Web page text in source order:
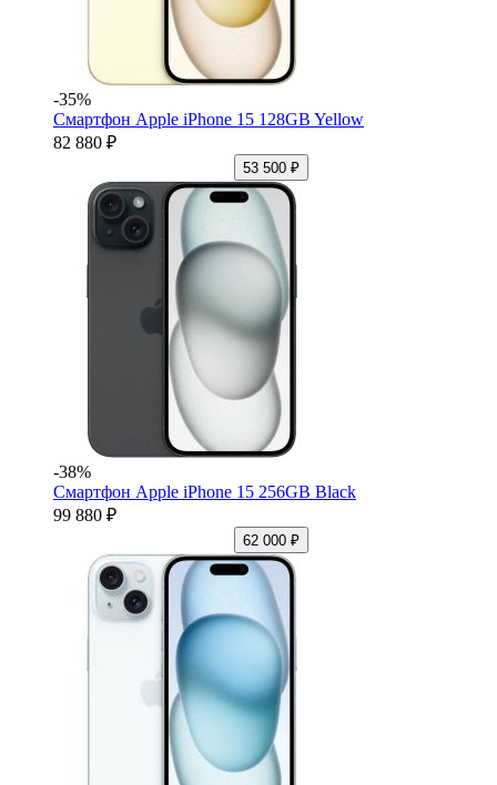
-35%
Смартфон Apple iPhone 15 128GB Yellow
82 880 ₽
53 500 ₽
-38%
Смартфон Apple iPhone 15 256GB Black
99 880 ₽
62 000 ₽